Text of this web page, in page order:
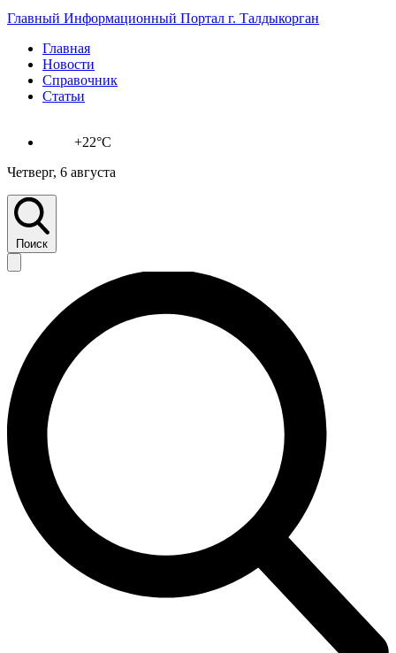
Главный Информационный Портал г. Талдыкорган
Главная
Новости
Справочник
Статьи
+22°C
Четверг, 6 августа
Поиск